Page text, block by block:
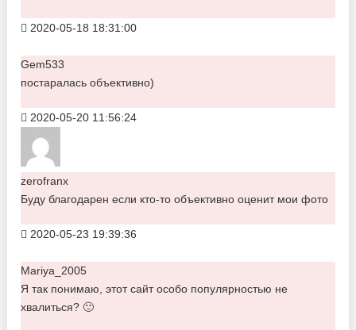
2020-05-18 18:31:00
Gem533
постаралась объективно)
2020-05-20 11:56:24
zerofranx
Буду благодарен если кто-то объективно оценит мои фото
2020-05-23 19:39:36
Mariya_2005
Я так понимаю, этот сайт особо популярностью не
хвалиться? 🙂